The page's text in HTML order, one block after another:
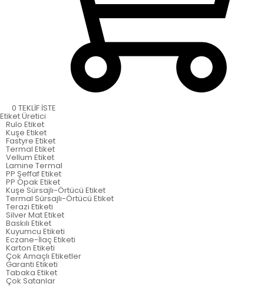
0 TEKLİF İSTE
EtiketÜretici
Rulo Etiket
Kuşe Etiket
Fastyre Etiket
Termal Etiket
Vellum Etiket
Lamine Termal
PP Şeffaf Etiket
PP Opak Etiket
Kuşe Sürsajlı-Örtücü Etiket
Termal Sürsajlı-Örtücü Etiket
Terazi Etiketi
Silver Mat Etiket
Baskılı Etiket
Kuyumcu Etiketi
Eczane-İlaç Etiketi
Karton Etiketi
Çok Amaçlı Etiketler
Garanti Etiketi
Tabaka Etiket
Çok Satanlar